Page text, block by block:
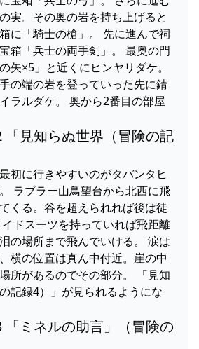
実。その奥の岩を持ち上げると
に「騎士の槍」。 先に進んで祠
箱「兵士の両手剣」。 最奥の門
矢×5」と近くにヒンヤリダケ。
の端の岩を登っていった先に錆
ラルダケ。 奥から2番目の部屋
「見知らぬ世界（冒険の記
初に行きやすいのがタバンタヒ
ラブラー山鳥望台から北西に飛
くる。谷を超えられれば後は徒
ドスーツを持っていれば飛距離
の場所まで飛んでいける。 涙は
横の位置は真ん中付近。崖の中
所があるのでその部分。 「見知
記録4）」が見られるようにな
「ミネルの助言」（冒険の